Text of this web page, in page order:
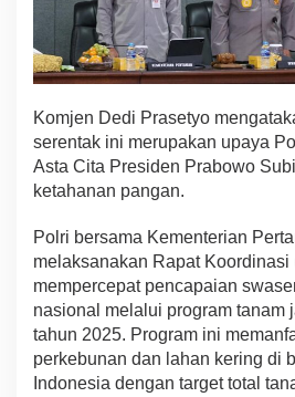
Komjen Dedi Prasetyo
serentak ini merupakan upaya
Asta Cita Presiden Prabowo
ketahanan pangan.
Polri bersama Kementerian
melaksanakan Rapat Koordinasi
mempercepat pencapaian
nasional melalui program tanam
tahun 2025. Program ini
perkebunan dan lahan kering di
Indonesia dengan target total